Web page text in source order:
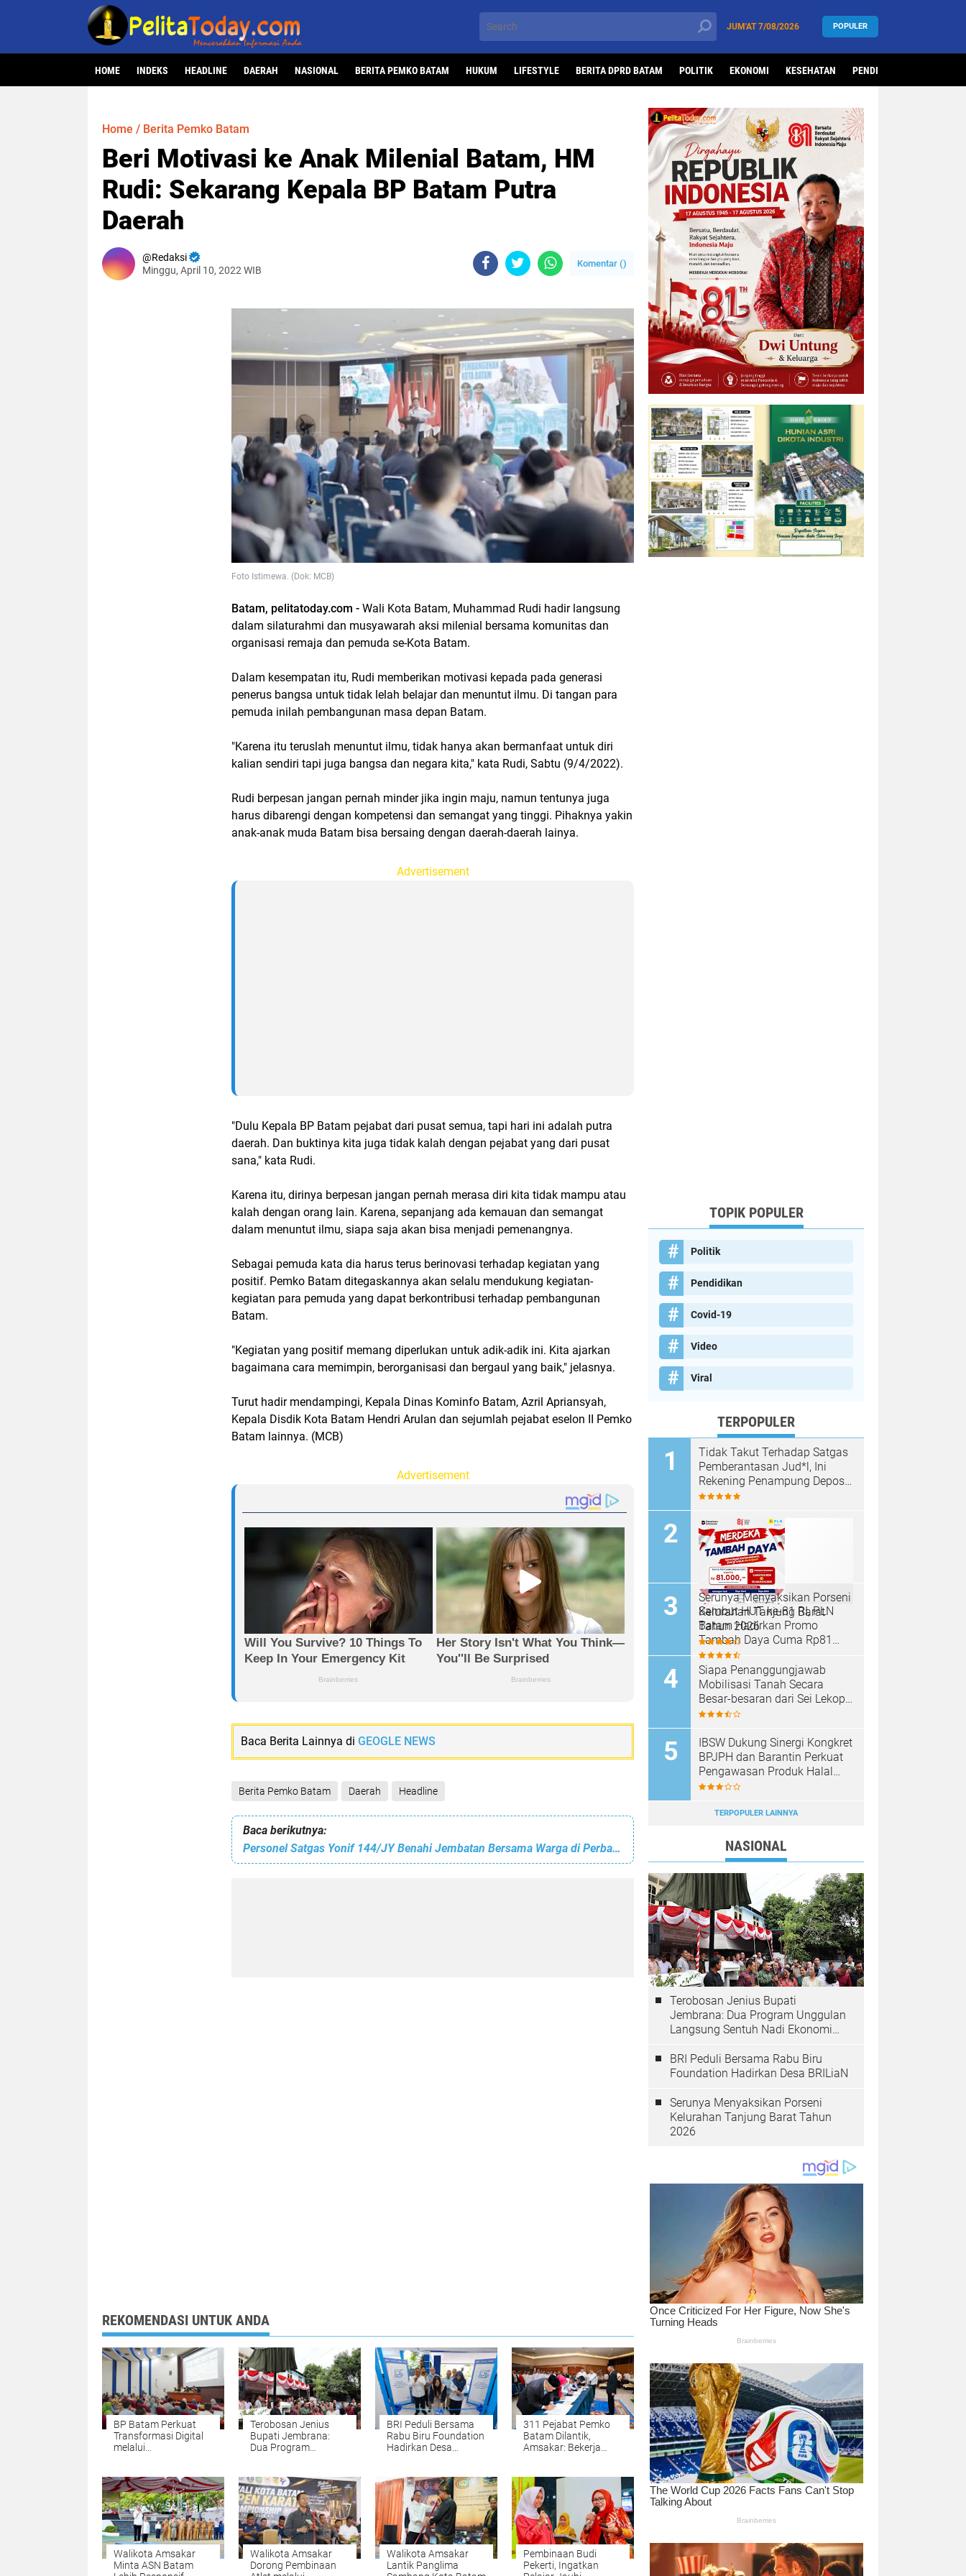
JUM'AT7/08/2026 POPULER
HOME INDEKS HEADLINE DAERAH NASIONAL BERITA PEMKO BATAM HUKUM LIFESTYLE BERITA DPRD BATAM POLITIK EKONOMI KESEHATAN PENDIDIKAN
Home / Berita Pemko Batam
Beri Motivasi ke Anak Milenial Batam, HM
Rudi: Sekarang Kepala BP Batam Putra
Daerah
Redaksi
Minggu, April 10, 2022 WIB
Komentar ()
Foto Istimewa. (Dok: MCB)
Batam, pelitatoday.com - Wali Kota Batam, Muhammad Rudi hadir langsung
dalam silaturahmi dan musyawarah aksi milenial bersama komunitas dan
organisasi remaja dan pemuda se-Kota Batam.
Dalam kesempatan itu, Rudi memberikan motivasi kepada pada generasi
penerus bangsa untuk tidak lelah belajar dan menuntut ilmu. Di tangan para
pemuda inilah pembangunan masa depan Batam.
"Karena itu teruslah menuntut ilmu, tidak hanya akan bermanfaat untuk diri
kalian sendiri tapi juga bangsa dan negara kita," kata Rudi, Sabtu (9/4/2022).
Rudi berpesan jangan pernah minder jika ingin maju, namun tentunya juga
harus dibarengi dengan kompetensi dan semangat yang tinggi. Pihaknya yakin
anak-anak muda Batam bisa bersaing dengan daerah-daerah lainya.
Advertisement
"Dulu Kepala BP Batam pejabat dari pusat semua, tapi hari ini adalah putra
daerah. Dan buktinya kita juga tidak kalah dengan pejabat yang dari pusat
sana," kata Rudi.
Karena itu, dirinya berpesan jangan pernah merasa diri kita tidak mampu atau
kalah dengan orang lain. Karena, sepanjang ada kemauan dan semangat
dalam menuntut ilmu, siapa saja akan bisa menjadi pemenangnya.
Sebagai pemuda kata dia harus terus berinovasi terhadap kegiatan yang
positif. Pemko Batam ditegaskannya akan selalu mendukung kegiatan-
kegiatan para pemuda yang dapat berkontribusi terhadap pembangunan
Batam.
"Kegiatan yang positif memang diperlukan untuk adik-adik ini. Kita ajarkan
bagaimana cara memimpin, berorganisasi dan bergaul yang baik," jelasnya.
Turut hadir mendampingi, Kepala Dinas Kominfo Batam, Azril Apriansyah,
Kepala Disdik Kota Batam Hendri Arulan dan sejumlah pejabat eselon II Pemko
Batam lainnya. (MCB)
Advertisement
Baca Berita Lainnya di GEOGLE NEWS
Berita Pemko Batam Daerah Headline
Baca berikutnya:
Personel Satgas Yonif 144/JY Benahi Jembatan Bersama Warga di Perbatasan
REKOMENDASI UNTUK ANDA
BP Batam Perkuat
Transformasi Digital
melalui
Terobosan Jenius
Bupati Jembrana:
Dua Program
dan Kesehatan
Masyarakat
BRI Peduli Bersama
Rabu Biru Foundation
Hadirkan Desa
311 Pejabat Pemko
Batam Dilantik,
Amsakar: Bekerja
Walikota Amsakar
Minta ASN Batam
Walikota Amsakar
Dorong Pembinaan
Walikota Amsakar
Lantik Panglima
Pembinaan Budi
Pekerti, Ingatkan
TOPIK POPULER
Politik
Pendidikan
Covid-19
Video
Viral
TERPOPULER
Tidak Takut Terhadap Satgas
Pemberantasan Jud*l, Ini
Rekening Penampung Deposit
di Situs MENARA4D
Sambut HUT ke-81 RI, PLN
Batam Hadirkan Promo
Tambah Daya Cuma Rp81
Ribu
Serunya Menyaksikan Porseni
Kelurahan Tanjung Barat
Tahun 2026
Siapa Penanggungjawab
Mobilisasi Tanah Secara
Besar-besaran dari Sei Lekop
ke Marina Sekupang Batam?
IBSW Dukung Sinergi Kongkret
BPJPH dan Barantin Perkuat
Pengawasan Produk Halal
Impor
TERPOPULER LAINNYA
NASIONAL
Terobosan Jenius Bupati
Jembrana: Dua Program Unggulan
Langsung Sentuh Nadi Ekonomi
BRI Peduli Bersama Rabu Biru
Foundation Hadirkan Desa BRILiaN
Serunya Menyaksikan Porseni
Kelurahan Tanjung Barat Tahun
2026